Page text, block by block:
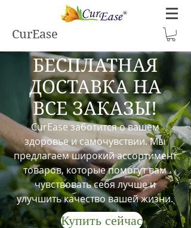
CurEase
БЕСПЛАТНАЯ
ДОСТАВКА НА
ВСЕ ЗАКАЗЫ!
CurEase заботится о вашем
здоровье и самочувствии. Мы
предлагаем широкий ассортимент
товаров, которые помогут вам
чувствовать себя лучше и
улучшить качество вашей жизни.
Купить сейчас